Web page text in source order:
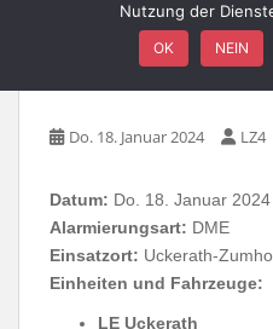
TH1-Person
Do. 18. Januar 2024 LZ4
Datum: Do. 18. Januar
Alarmierungsart: DME
Einsatzort: Uckerath-
Einheiten und Fahrzeuge:
LE Uckerath
Nutzung der
OK NEIN